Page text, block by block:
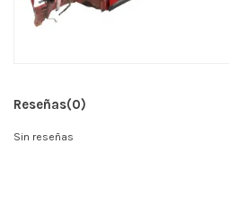
Reseñas(0)
Sin reseñas